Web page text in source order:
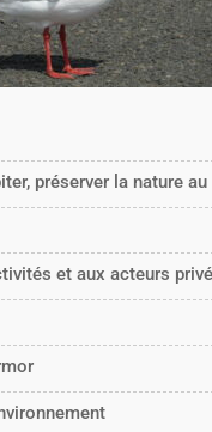
préserver la nature
et aux acteurs